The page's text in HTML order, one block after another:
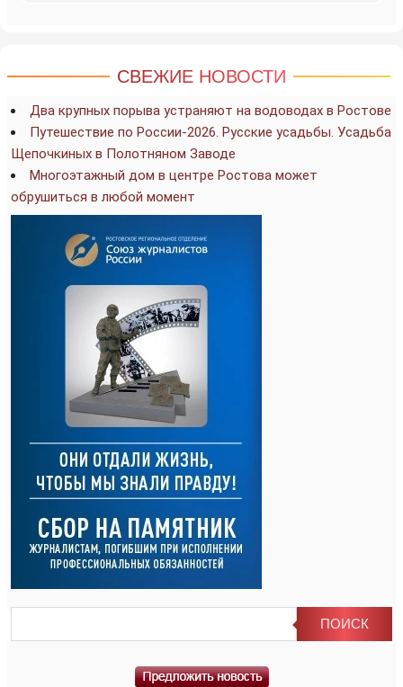
СВЕЖИЕ НОВОСТИ
Два крупных порыва устраняют на водоводах в Ростове
Путешествие по России-2026. Русские усадьбы. Усадьба
Щепочкиных в Полотняном Заводе
Многоэтажный дом в центре Ростова может
обрушиться в любой момент